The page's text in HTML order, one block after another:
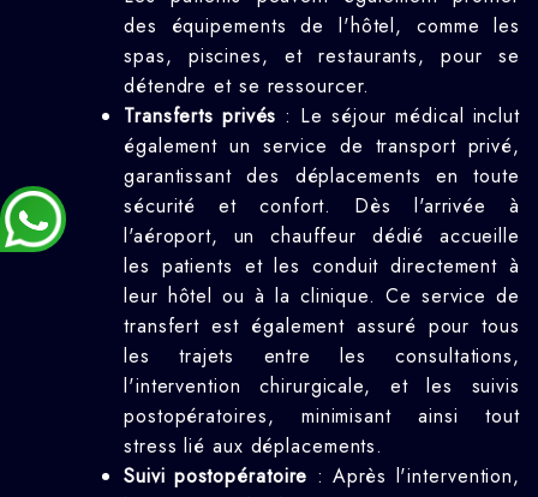
des équipements de l'hôtel, comme les
spas, piscines, et restaurants, pour se
détendre et se ressourcer.
Transferts privés : Le séjour médical inclut
également un service de transport privé,
garantissant des déplacements en toute
sécurité et confort. Dès l'arrivée à
l'aéroport, un chauffeur dédié accueille
les patients et les conduit directement à
leur hôtel ou à la clinique. Ce service de
transfert est également assuré pour tous
les trajets entre les consultations,
l'intervention chirurgicale, et les suivis
postopératoires, minimisant ainsi tout
stress lié aux déplacements.
Suivi postopératoire : Après l'intervention,